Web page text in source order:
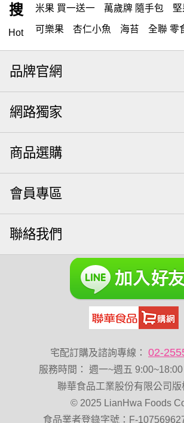
搜
Hot
米果 買一送一 萬歲牌 隨手包 堅
可樂果 杏仁小魚 海苔 全聯 零
無調味 全聯 禮盒 堅穀力 綜合
萬歲開心果
洋芋片 元本山 萬歲牌 全聯 拜
飲 甘栗
南瓜子 起司 每日 icash 荷卡
卡廸那 95℃鮮脆三色丁
紅棗 【萬歲牌】每日堅果系列
全聯 南瓜子
三角飯糰 萬歲牌 米果 芥末 可樂
VA 萬歲牌 總匯點心包(42gx20包)
減糖日記 烘焙 萬歲牌 堅果小包
綜合堅果 榛果 黑豆 開
無調味綜合果 無加糖 魚 萬歲
小魚乾 全聯 海苔 Diy
蔓越梅 元氣什穀堅果飲 Costco
穀物棒 拜拜箱 全聯 核桃
卡廸那95℃薯條原味18克
品牌官網
網路獨家
商品選購
會員專區
聯絡我們
宅配訂購及諮詢專線： 02-
服務時間 ：
週一~週五
聯華食品工業股份有限公司版
© 2025 LianHwa Foods
食品業者登錄字號：F-